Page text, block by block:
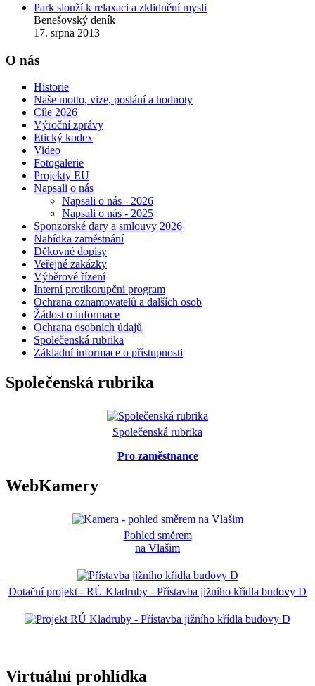
Park slouží k relaxaci a zklidnění mysli
Benešovský deník
17. srpna 2013
O nás
Historie
Naše motto, vize, poslání a hodnoty
Cíle 2026
Výroční zprávy
Etický kodex
Video
Fotogalerie
Projekty EU
Napsali o nás
Napsali o nás - 2026
Napsali o nás - 2025
Sponzorské dary a smlouvy 2026
Nabídka zaměstnání
Děkovné dopisy
Veřejné zakázky
Výběrové řízení
Interní protikorupční program
Ochrana oznamovatelů a dalších osob
Žádost o informace
Ochrana osobních údajů
Společenská rubrika
Základní informace o přístupnosti
Společenská rubrika
Společenská rubrika
Pro zaměstnance
WebKamery
Pohled směrem
na Vlašim
Dotační projekt - RÚ Kladruby - Přístavba jižního křídla budovy D
Virtuální prohlídka